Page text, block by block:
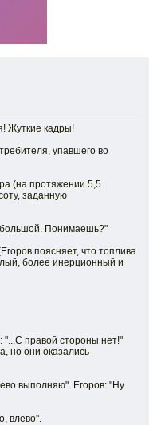
Жуткие кадры!
упавшего во
(на протяжении 5,5
заданную
большой. Понимаешь?"
поясняет, что топлива
более инерционный и
"...С правой стороны нет!"
но они оказались
выполняю". Егоров: "Ну
влево".